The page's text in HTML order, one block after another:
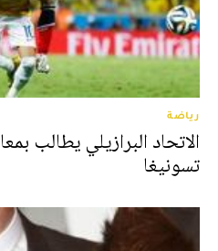
رياضة
الاتحاد البرازيلي يطالب
تسونيغا